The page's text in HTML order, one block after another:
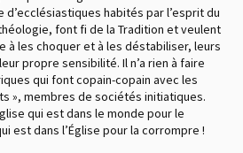
d’ecclésiastiques habités par l’esprit du
font fi de la Tradition et veulent
à les choquer et à les déstabiliser, leurs
propre sensibilité. Il n’a rien à faire
qui font copain-copain avec les
», membres de sociétés initiatiques.
qui est dans le monde pour le
est dans l’Église pour la corrompre !